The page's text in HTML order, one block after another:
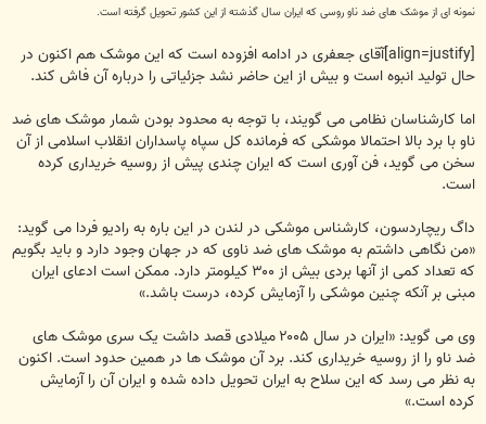
نمونه ای از موشک های ضد ناو روسی که ایران سال گذشته از این کشور تحویل گرفته است.
[align=justify]آقای جعفری در ادامه افزوده است که اين موشک هم اکنون در
حال توليد انبوه است و بيش از اين حاضر نشد جزئياتی را درباره آن فاش کند.
اما کارشناسان نظامی می گويند، با توجه به محدود بودن شمار موشک های ضد
ناو با برد بالا احتمالا موشکی که فرمانده کل سپاه پاسداران انقلاب اسلامی از آن
سخن می گويد، فن آوری است که ايران چندی پيش از روسيه خريداری کرده
است.
داگ ريچاردسون، کارشناس موشکی در لندن در اين باره به راديو فردا می گويد:
«من نگاهی داشتم به موشک های ضد ناوی که در جهان وجود دارد و بايد بگويم
که تعداد کمی از آنها بردی بيش از ۳۰۰ کيلومتر دارد. ممکن است ادعای ايران
مبنی بر آنکه چنين موشکی را آزمايش کرده، درست باشد.»
وی می گويد: «ايران در سال ۲۰۰۵ ميلادی قصد داشت يک سری موشک های
ضد ناو را از روسيه خريداری کند. برد آن موشک ها در همين حدود است. اکنون
به نظر می رسد که اين سلاح به ايران تحويل داده شده و ايران آن را آزمايش
کرده است.»